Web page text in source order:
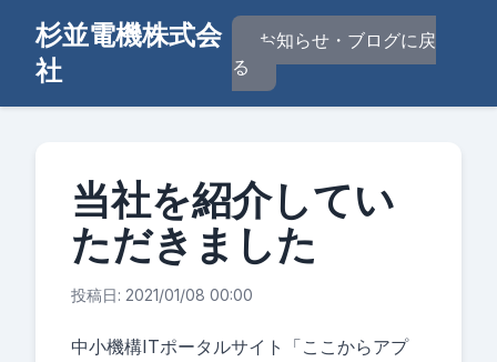
杉並電機株式会
社
お知らせ・ブログに戻
る
当社を紹介してい
ただきました
投稿日: 2021/01/08 00:00
中小機構ITポータルサイト「ここからアプ